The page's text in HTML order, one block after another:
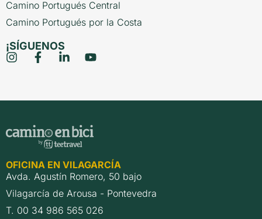
Camino Portugués Central
Camino Portugués por la Costa
¡SÍGUENOS
OFICINA EN VILAGARCÍA
Avda. Agustín Romero, 50 bajo
Vilagarcía de Arousa - Pontevedra
T. 00 34 986 565 026